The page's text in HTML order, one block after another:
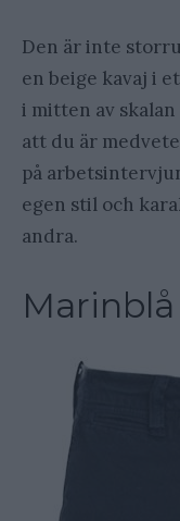
Den är inte
en beige kavaj i
i mitten av skalan
att du är
på
egen stil och
andra.